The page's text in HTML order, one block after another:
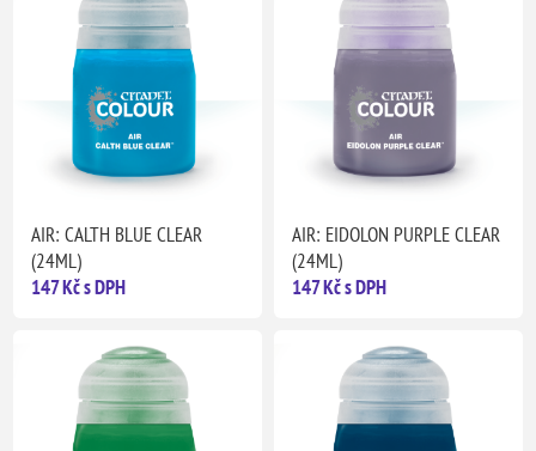
AIR: CALTH BLUE CLEAR
(24ML)
147 Kč s DPH
AIR: EIDOLON PURPLE CLEAR
(24ML)
147 Kč s DPH